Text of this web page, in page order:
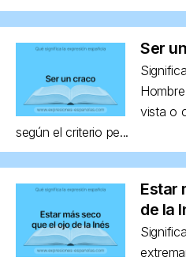
Ser
vista o
según el criterio pe...
Estar
de la